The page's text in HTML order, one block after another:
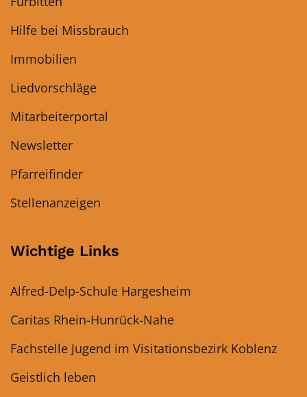
Hilfe bei Missbrauch
Immobilien
Liedvorschläge
Mitarbeiterportal
Newsletter
Pfarreifinder
Stellenanzeigen
Wichtige Links
Alfred-Delp-Schule Hargesheim
Caritas Rhein-Hunrück-Nahe
Fachstelle Jugend im Visitationsbezirk Koblenz
Geistlich leben